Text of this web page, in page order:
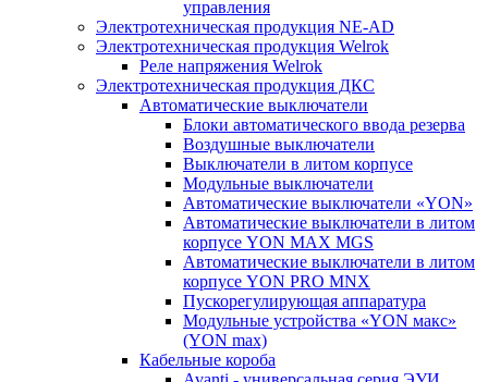
управления
Электротехническая продукция NE-AD
Электротехническая продукция Welrok
Реле напряжения Welrok
Электротехническая продукция ДКС
Автоматические выключатели
Блоки автоматического ввода резерва
Воздушные выключатели
Выключатели в литом корпусе
Модульные выключатели
Автоматические выключатели «YON»
Автоматические выключатели в литом
корпусе YON MAX MGS
Автоматические выключатели в литом
корпусе YON PRO MNX
Пускорегулирующая аппаратура
Модульные устройства «YON макс»
(YON max)
Кабельные короба